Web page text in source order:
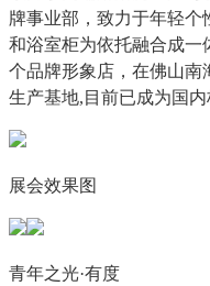
牌事业部，致力于年轻
和浴室柜为依托融合成
个品牌形象店，在佛山南
生产基地,目前已成为国
展会效果图
青年之光·有度